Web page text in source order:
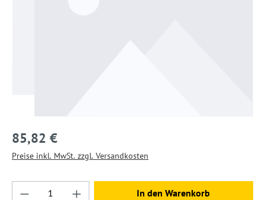
85,82 €
Preise inkl. MwSt. zzgl. Versandkosten
Produkt Anzahl: Gib den gewünschten
In den Warenkorb